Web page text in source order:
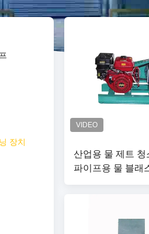
장치
산업용 물 제트
파이프용 물 블래